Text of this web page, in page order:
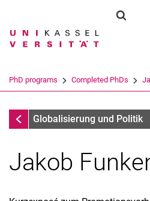
Suchbegriff
Suchen
PhD programs Completed PhDs
Completed PhDs
Globalisierung und Politik
Jakob